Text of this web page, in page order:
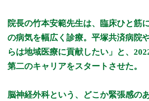
院長の竹本安範先生は、臨床ひと筋
の病気を幅広く診療。平塚共済病院
らは地域医療に貢献したい」と、
第二のキャリアをスタートさせた。
脳神経外科という、どこか緊張感の